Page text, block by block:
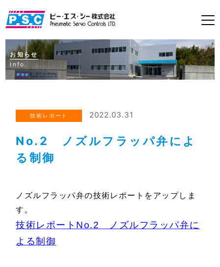
お知らせ
Info
技術レポート 2022.03.31
No.2 ノズルフラッパ弁によ
る制御
ノズルフラッパ弁の技術レポートをアップしま
す。
技術レポートNo.2 ノズルフラッパ弁に
よる制御